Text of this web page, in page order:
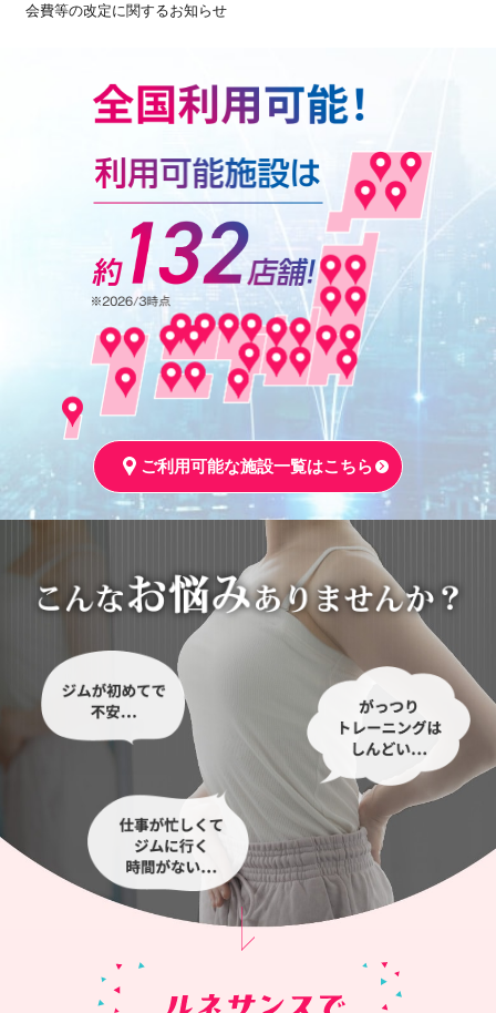
会費等の改定に関するお知らせ
ご利用可能な施設一覧はこちら